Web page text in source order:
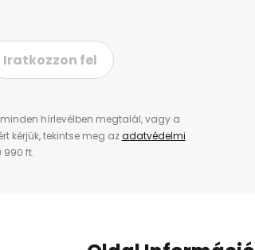
Iratkozzon fel
hírlevélben megtalál, vagy a
kérjük, tekintse meg azadatvédelmi
990 ft.